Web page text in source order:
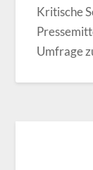
Kritische
Umfrage